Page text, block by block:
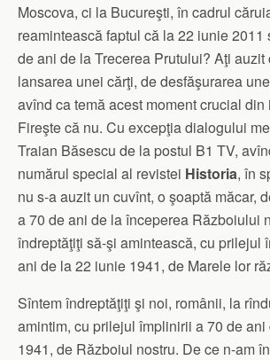
Moscova, ci la Bucureşti, în cadrul
reamintească faptul că la 22 iunie 2011
de ani de la Trecerea Prutului? Aţi auzit
lansarea unei cărţi, de desfăşurarea
avînd ca temă acest moment crucial
Fireşte că nu. Cu excepţia dialogului
Traian Băsescu de la postul B1 TV,
numărul special al revistei Historia, în
nu s-a auzit un cuvînt, o şoaptă măcar,
a 70 de ani de la începerea Războiului
îndreptăţiţi să-şi amintească, cu prilejul
ani de la 22 iunie 1941, de Marele lor
Sîntem îndreptăţiţi şi noi, românii, la
amintim, cu prilejul împlinirii a 70 de
1941, de Războiul nostru. De ce n-am